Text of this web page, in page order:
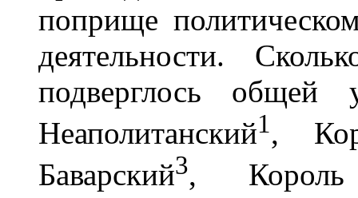
поприще
деятельности.
подверглось общей
Неаполитанский1,
Баварский3, Король